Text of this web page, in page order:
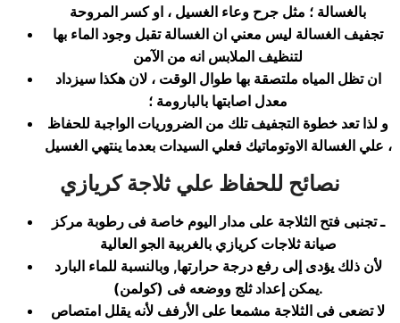
بالغسالة ؛ مثل جرح وعاء الغسيل ، او كسر المروحة
تجفيف الغسالة ليس معني ان الغسالة تقبل وجود الماء بها
لتنظيف الملابس انه من الآمن
ان تظل المياه ملتصقة بها طوال الوقت ، لان هكذا سيزداد
معدل اصابتها بالبارومة ؛
و لذا تعد خطوة التجفيف تلك من الضروريات الواجبة للحفاظ
علي الغسالة الاوتوماتيك فعلي السيدات بعدما ينتهي الغسيل ،
نصائح للحفاظ علي ثلاجةكريازي
ـ تجنبى فتح الثلاجة على مدار اليوم خاصة فى رطوبة مركز
صيانة ثلاجات كريازي بالغربية الجو العالية
لأن ذلك يؤدى إلى رفع درجة حرارتها, وبالنسبة للماء البارد
يمكن إعداد ثلج ووضعه فى (كولمن).
لا تضعى فى الثلاجة مشمعا على الأرفف لأنه يقلل امتصاص